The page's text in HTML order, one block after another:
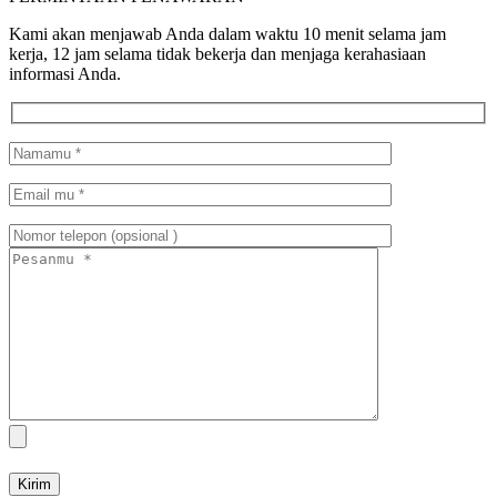
Kami akan menjawab Anda dalam waktu 10 menit selama jam
kerja, 12 jam selama tidak bekerja dan menjaga kerahasiaan
informasi Anda.